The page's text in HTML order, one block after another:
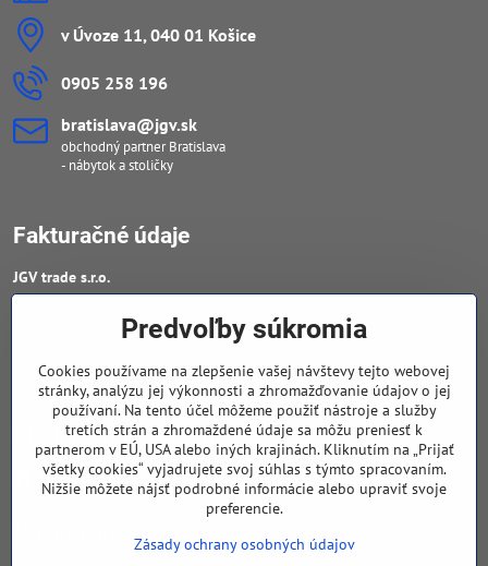
v Úvoze 11, 040 01 Košice
0905 258 196
bratislava​@jgv​.sk
obchodný partner Bratislava
- nábytok a stoličky
Fakturačné údaje
JGV trade s​.r​.o​.
DIČ : 20223652906
IČ DPH : SK 2023652906
Sledujte naše novinky
Facebook
Predvoľby súkromia
Cookies používame na zlepšenie vašej návštevy tejto webovej
stránky, analýzu jej výkonnosti a zhromažďovanie údajov o jej
používaní. Na tento účel môžeme použiť nástroje a služby
tretích strán a zhromaždené údaje sa môžu preniesť k
partnerom v EÚ, USA alebo iných krajinách. Kliknutím na „Prijať
všetky cookies“ vyjadrujete svoj súhlas s týmto spracovaním.
Nižšie môžete nájsť podrobné informácie alebo upraviť svoje
preferencie.
Zásady ochrany osobných údajov